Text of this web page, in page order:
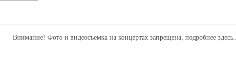
Внимание! Фото и видеосъемка на концертах запрещена,подробнее здесь...